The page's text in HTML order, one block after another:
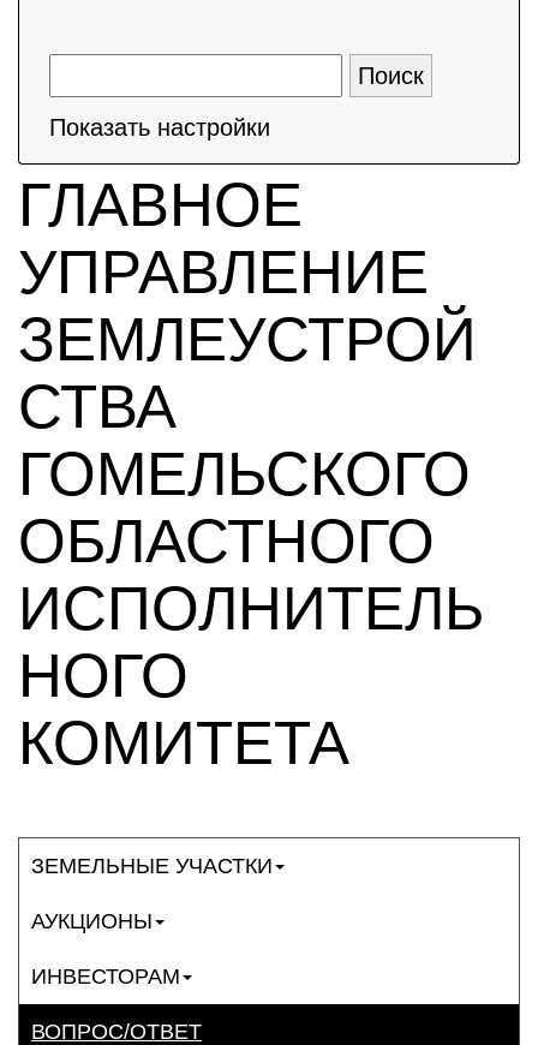
Показать настройки
ГЛАВНОЕ
УПРАВЛЕНИЕ
ЗЕМЛЕУСТРОЙ
СТВА
ГОМЕЛЬСКОГО
ОБЛАСТНОГО
ИСПОЛНИТЕЛЬ
НОГО
КОМИТЕТА
ЗЕМЕЛЬНЫЕ УЧАСТКИ
АУКЦИОНЫ
ИНВЕСТОРАМ
ВОПРОС/ОТВЕТ